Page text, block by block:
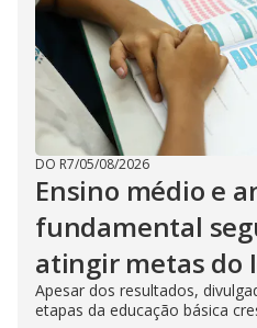
DO R7/05/08/2026
Ensino médio e
fundamental
atingir metas do
Apesar dos resultados,
etapas da educação básica